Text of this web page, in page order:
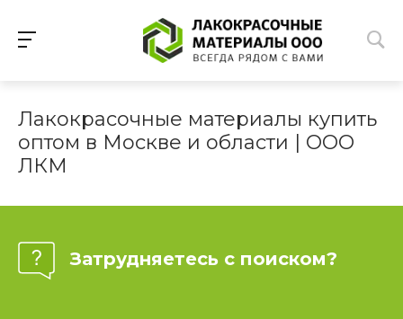
Лакокрасочные материалы купить
оптом в Москве и области | ООО
ЛКМ
Затрудняетесь с поиском?